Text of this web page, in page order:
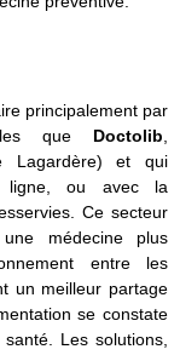
principalement par
que Doctolib
et qui
ligne, ou avec la
Ce secteur
médecine plus
entre les
un meilleur partage
se constate
Les solutions,